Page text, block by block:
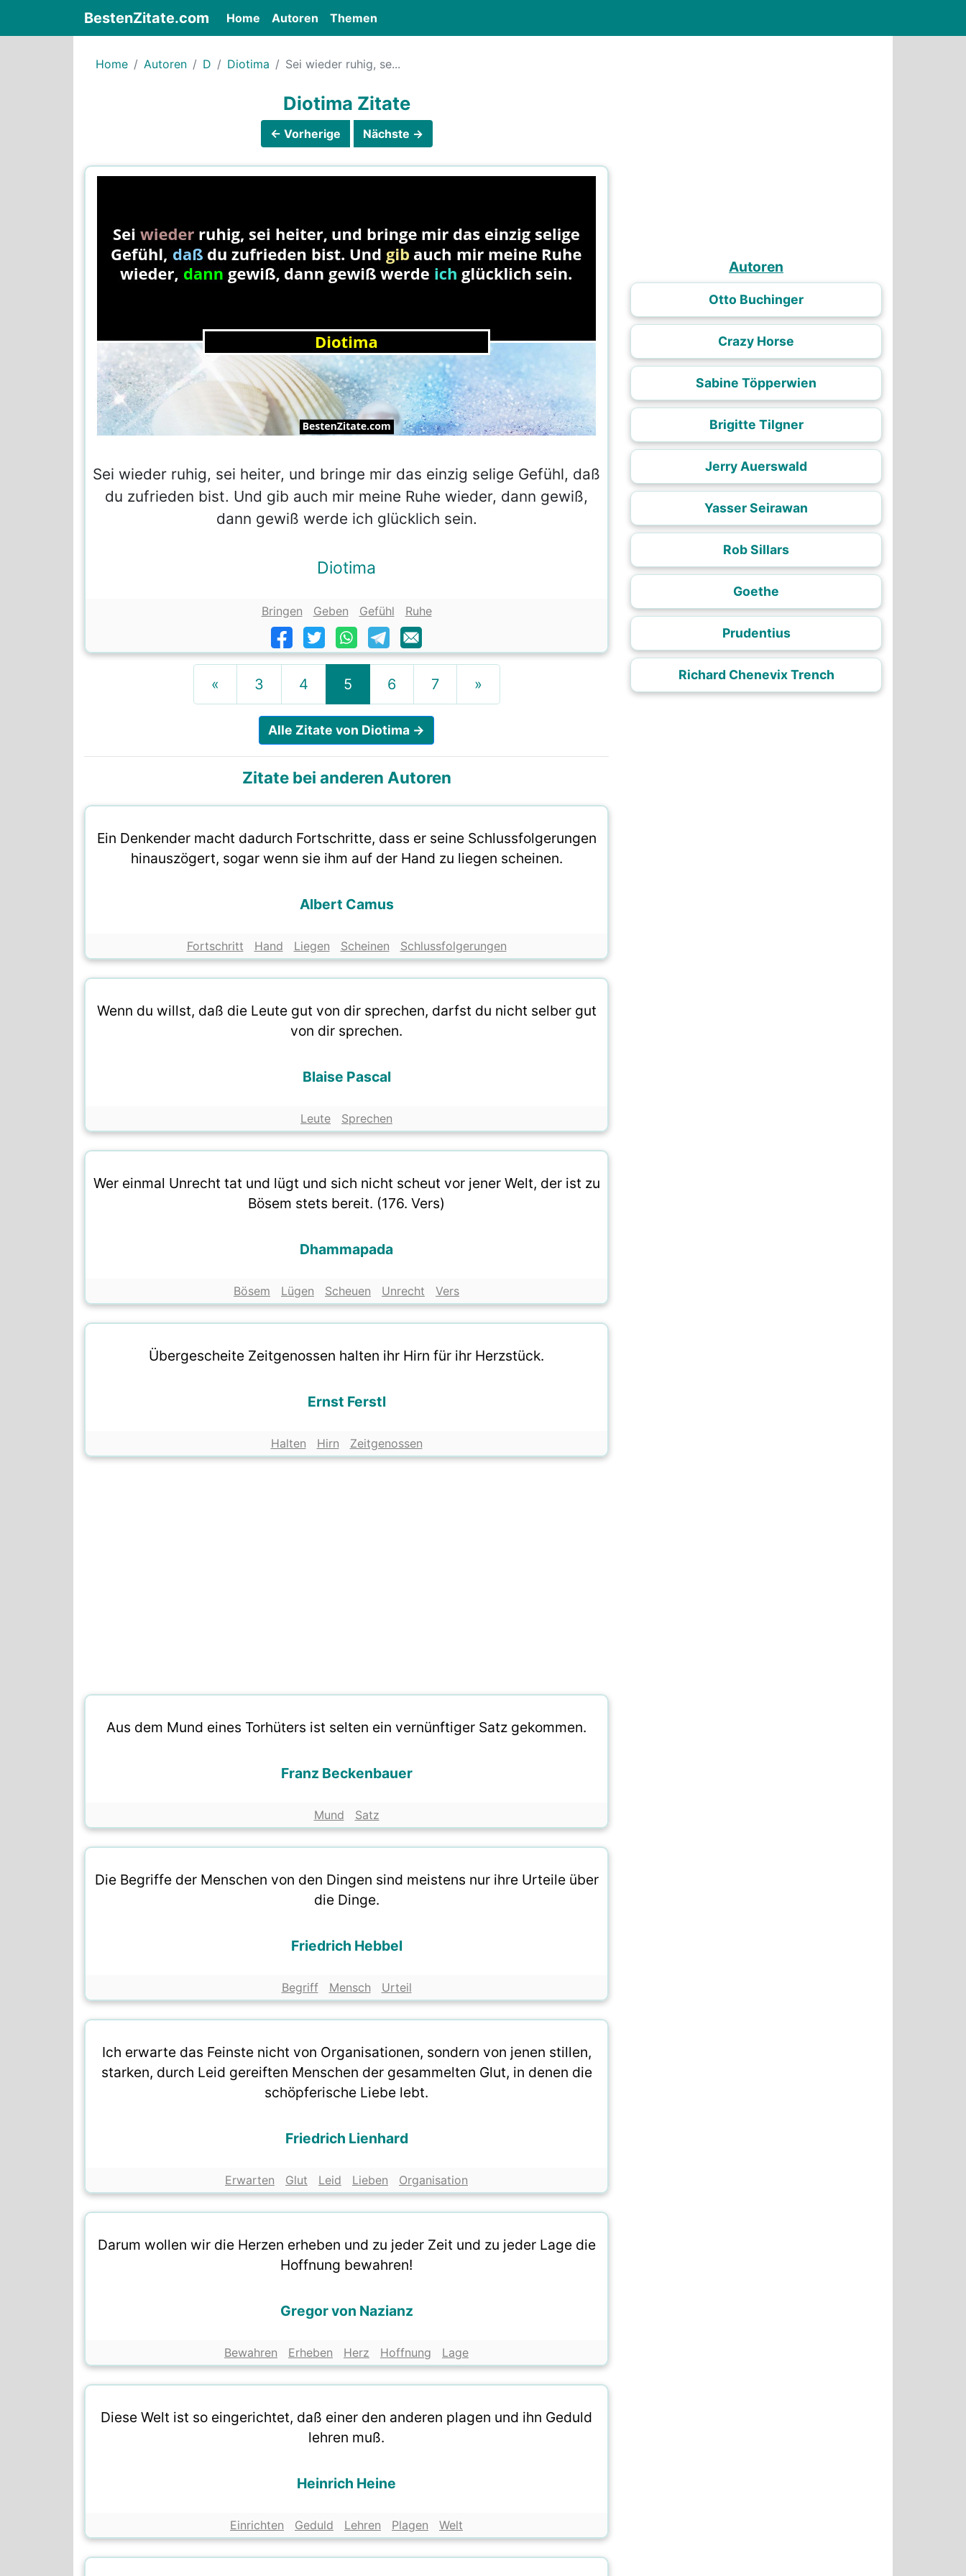
BestenZitate.com Home (current)
Autoren Themen
Home Autoren D Diotima Sei wieder ruhig, se...
Diotima Zitate
← Vorherige Nächste →
Sei wieder ruhig, sei heiter, und bringe mir das einzig selige Gefühl, daß
du zufrieden bist. Und gib auch mir meine Ruhe wieder, dann gewiß,
dann gewiß werde ich glücklich sein.
Diotima
Bringen Geben Gefühl Ruhe
« 3 4 5 6 7 »
Alle Zitate von Diotima →
Zitate bei anderen Autoren
Ein Denkender macht dadurch Fortschritte, dass er seine Schlussfolgerungen
hinauszögert, sogar wenn sie ihm auf der Hand zu liegen scheinen.
Albert Camus
Fortschritt Hand Liegen Scheinen Schlussfolgerungen
Wenn du willst, daß die Leute gut von dir sprechen, darfst du nicht selber gut
von dir sprechen.
Blaise Pascal
Leute Sprechen
Wer einmal Unrecht tat und lügt und sich nicht scheut vor jener Welt, der ist zu
Bösem stets bereit. (176. Vers)
Dhammapada
Bösem Lügen Scheuen Unrecht Vers
Übergescheite Zeitgenossen halten ihr Hirn für ihr Herzstück.
Ernst Ferstl
Halten Hirn Zeitgenossen
Aus dem Mund eines Torhüters ist selten ein vernünftiger Satz gekommen.
Franz Beckenbauer
Mund Satz
Die Begriffe der Menschen von den Dingen sind meistens nur ihre Urteile über
die Dinge.
Friedrich Hebbel
Begriff Mensch Urteil
Ich erwarte das Feinste nicht von Organisationen, sondern von jenen stillen,
starken, durch Leid gereiften Menschen der gesammelten Glut, in denen die
schöpferische Liebe lebt.
Friedrich Lienhard
Erwarten Glut Leid Lieben Organisation
Darum wollen wir die Herzen erheben und zu jeder Zeit und zu jeder Lage die
Hoffnung bewahren!
Gregor von Nazianz
Bewahren Erheben Herz Hoffnung Lage
Diese Welt ist so eingerichtet, daß einer den anderen plagen und ihn Geduld
lehren muß.
Heinrich Heine
Einrichten Geduld Lehren Plagen Welt
Autoren
Otto Buchinger
Crazy Horse
Sabine Töpperwien
Brigitte Tilgner
Jerry Auerswald
Yasser Seirawan
Rob Sillars
Goethe
Prudentius
Richard Chenevix Trench